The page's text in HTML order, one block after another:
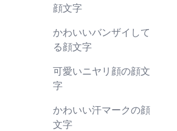
顔文字
かわいいバンザイして
る顔文字
可愛いニヤリ顔の顔文
字
かわいい汗マークの顔
文字